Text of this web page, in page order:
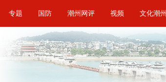
专题 国防 潮州网评 视频 文化潮州